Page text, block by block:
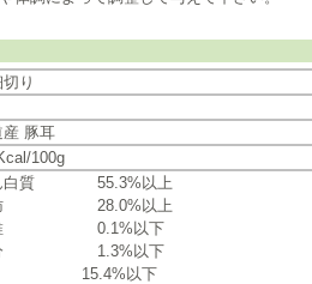
り
産 豚耳
100g
白質 55.3%以上
肪 28.0%以上
維 0.1%以下
分 1.3%以下
15.4%以下